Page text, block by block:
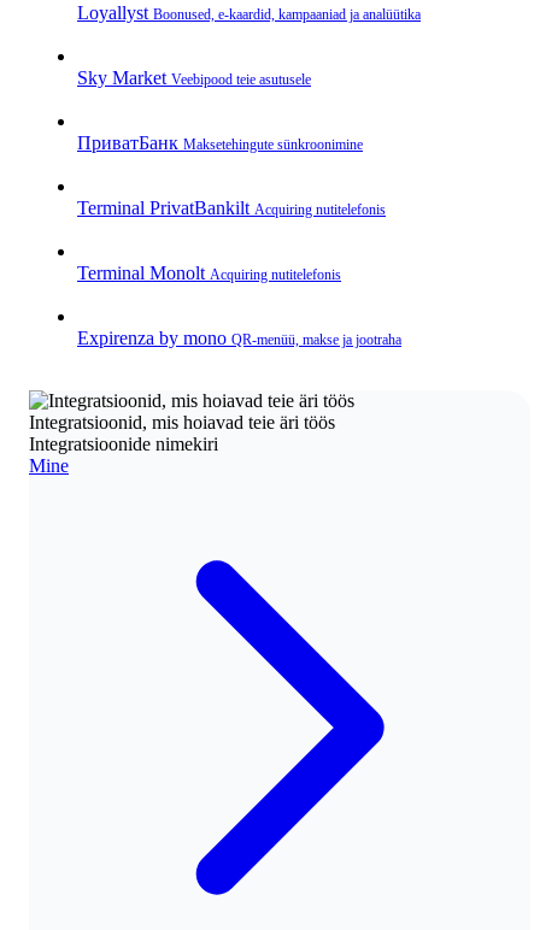
Loyallyst Boonused, e‑kaardid, kampaaniad ja analüütika
Sky Market Veebipood teie asutusele
ПриватБанк Makse­tehingute sünkroonimine
Terminal PrivatBankilt Acquiring nutitelefonis
Terminal Monolt Acquiring nutitelefonis
Expirenza by mono QR‑menüü, makse ja jootraha
Integratsioonid, mis hoiavad teie äri töös
Integratsioonide nimekiri
Mine